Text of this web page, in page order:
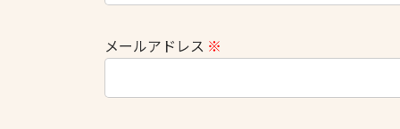
メールアドレス ※